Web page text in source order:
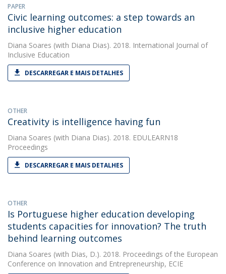
PAPER
Civic learning outcomes: a step towards an
inclusive higher education
Diana Soares (with Diana Dias). 2018. International Journal of
Inclusive Education
DESCARREGAR E MAIS DETALHES
OTHER
Creativity is intelligence having fun
Diana Soares (with Diana Dias). 2018. EDULEARN18
Proceedings
DESCARREGAR E MAIS DETALHES
OTHER
Is Portuguese higher education developing
students capacities for innovation? The truth
behind learning outcomes
Diana Soares (with Dias, D.). 2018. Proceedings of the European
Conference on Innovation and Entrepreneurship, ECIE